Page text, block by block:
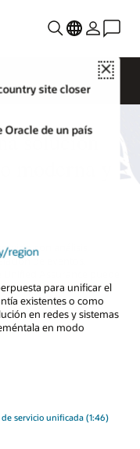
Close
site closer
Oracle de un país
region
solución
y
con análisis
de eventos,
Assurance puede
para unificar el
existentes o como
en redes y sistemas
en modo
servicio unificada (1:46)